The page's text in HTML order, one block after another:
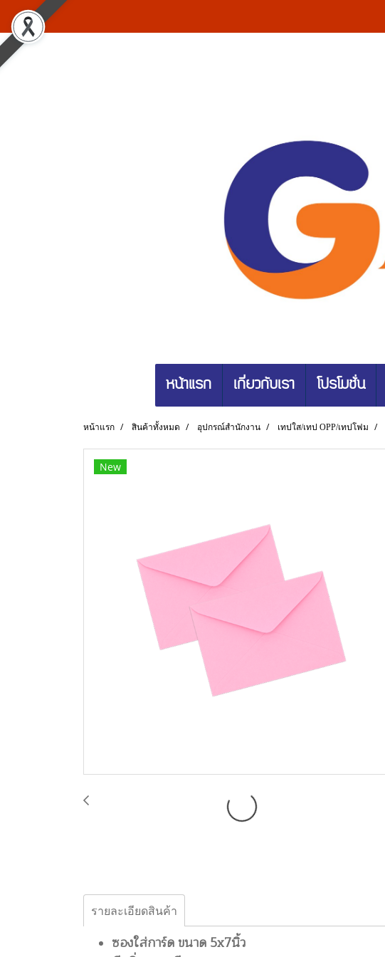
หน้าแรก เกี่ยวกับเรา โปรโมชั่น
หน้าแรก สินค้าทั้งหมด อุปกรณ์สำนักงาน เทปใส/เทป OPP/เทปโฟม
New
รายละเอียดสินค้า
ซองใส่การ์ด ขนาด 5x7นิ้ว